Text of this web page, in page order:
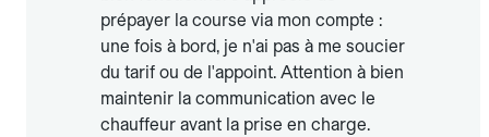
prépayer la course via mon compte :
une fois à bord, je n'ai pas à me soucier
du tarif ou de l'appoint. Attention à bien
maintenir la communication avec le
chauffeur avant la prise en charge.